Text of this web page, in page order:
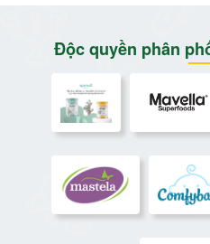
Độc quyền phân